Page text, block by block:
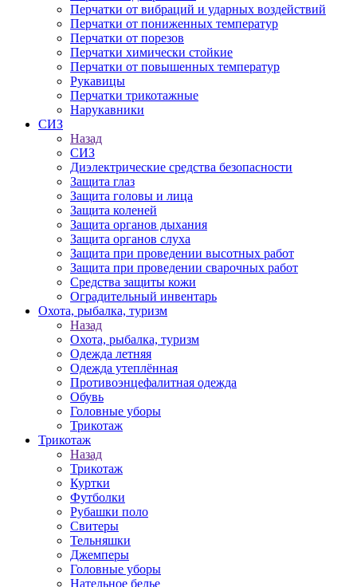
Перчатки от вибраций и ударных воздействий
Перчатки от пониженных температур
Перчатки от порезов
Перчатки химически стойкие
Перчатки от повышенных температур
Рукавицы
Перчатки трикотажные
Нарукавники
СИЗ
Назад
СИЗ
Диэлектрические средства безопасности
Защита глаз
Защита головы и лица
Защита коленей
Защита органов дыхания
Защита органов слуха
Защита при проведении высотных работ
Защита при проведении сварочных работ
Средства защиты кожи
Оградительный инвентарь
Охота, рыбалка, туризм
Назад
Охота, рыбалка, туризм
Одежда летняя
Одежда утеплённая
Противоэнцефалитная одежда
Обувь
Головные уборы
Трикотаж
Трикотаж
Назад
Трикотаж
Куртки
Футболки
Рубашки поло
Свитеры
Тельняшки
Джемперы
Головные уборы
Нательное белье